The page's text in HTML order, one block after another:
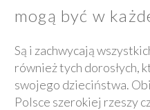
mogą być w
Są i zachwycają
również tych dorosłych,
swojego dzieciństwa.
Polsce szerokiej rzeszy